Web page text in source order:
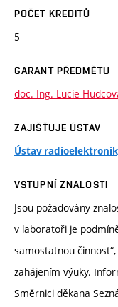
POČET KREDITŮ
5
GARANT PŘEDMĚTU
doc. Ing. Lucie
ZAJIŠŤUJE ÚSTAV
Ústav
VSTUPNÍ ZNALOSTI
Jsou požadovány
v laboratoři je
samostatnou
zahájením výuky.
Směrnici děkana